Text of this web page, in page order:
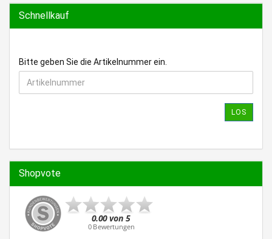
Schnellkauf
BITTE
GEBEN
SIE
DIE
Bitte geben Sie die Artikelnummer ein.
LOS
Shopvote